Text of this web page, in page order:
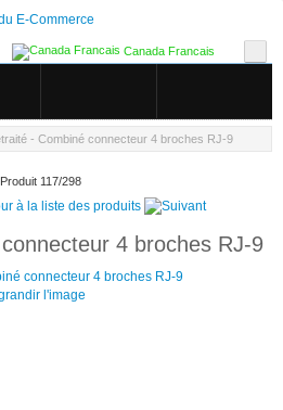
Canada Francais
- Combiné connecteur 4 broches RJ-9
Produit 117/298
4 broches RJ-9
l'image